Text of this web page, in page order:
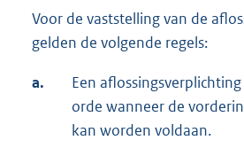
Voor de vaststelling van de
gelden de volgende regels:
a.
Een
orde wanneer de
kan worden voldaan.